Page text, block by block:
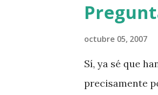
octubre 05, 2007
Sí, ya sé que
precisamente